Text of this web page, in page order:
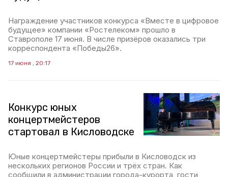
Награждение участников конкурса «Вместе в цифровое
будущее» компании «Ростелеком» прошло в
Ставрополе 17 июня. В числе призёров оказались три
корреспондента «Победы26».
17 июня , 20:17
Конкурс юных
концертмейстеров
стартовал в Кисловодске
Юные концертмейстеры прибыли в Кисловодск из
нескольких регионов России и трёх стран. Как
сообщили в администрации города-курорта, гости